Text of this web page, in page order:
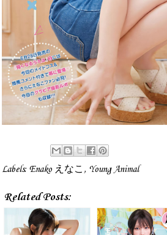
Labels: Enako えなこ , Young Animal
Related Posts: